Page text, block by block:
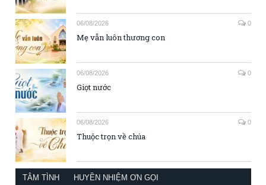
06/08/2026 0
Mẹ vẫn luôn thương con
06/08/2026 0
Giọt nước
06/08/2026 0
Thuộc trọn về chúa
TÂM TÌNH HUYỀN NHIỆM ƠN GỌI